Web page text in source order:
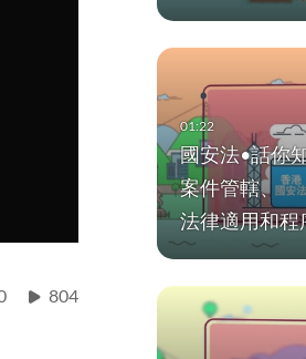
804
國安法•話你
案件管轄、
法律適用和程